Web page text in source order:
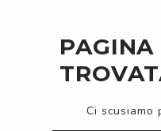
PAGINA
Ci scusiamo